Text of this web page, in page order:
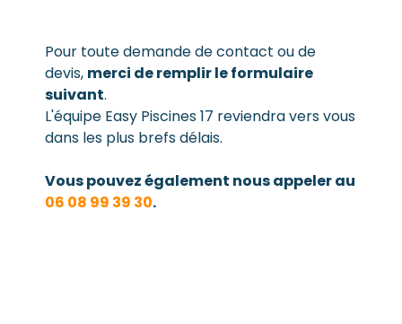
Pour toute demande de contact ou de
devis, merci de remplir le formulaire
suivant.
L'équipe Easy Piscines 17 reviendra vers vous
dans les plus brefs délais.
Vous pouvez également nous appeler au
06 08 99 39 30.